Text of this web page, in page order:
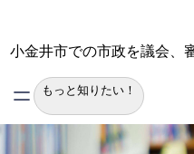
小金井市での市政を議会、
検
索
もっと知りたい！